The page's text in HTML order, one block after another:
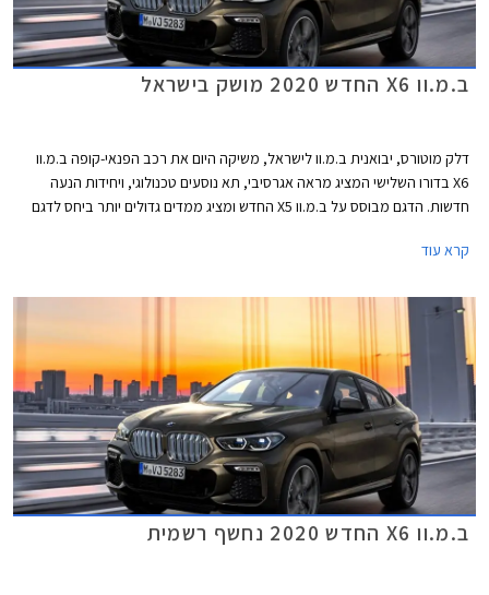
ב.מ.וו X6 החדש 2020 מושק בישראל
דלק מוטורס, יבואנית ב.מ.וו לישראל, משיקה היום את רכב הפנאי-קופה ב.מ.וו
X6 בדורו השלישי המציג מראה אגרסיבי, תא נוסעים טכנולוגי, ויחידות הנעה
חדשות. הדגם מבוסס על ב.מ.וו X5 החדש ומציג ממדים גדולים יותר ביחס לדגם
קרא עוד
ב.מ.וו X6 החדש 2020 נחשף רשמית